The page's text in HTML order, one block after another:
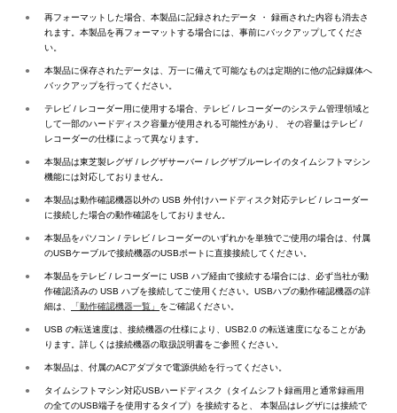
●
再フォーマットした場合、本製品に記録されたデータ ・ 録画された内容も消去さ
れます。本製品を再フォーマットする場合には、事前にバックアップしてくださ
い。
●
本製品に保存されたデータは、万一に備えて可能なものは定期的に他の記録媒体へ
バックアップを行ってください。
●
テレビ / レコーダー用に使用する場合、テレビ / レコーダーのシステム管理領域と
して一部のハードディスク容量が使用される可能性があり、 その容量はテレビ /
レコーダーの仕様によって異なります。
●
本製品は東芝製レグザ / レグザサーバー / レグザブルーレイのタイムシフトマシン
機能には対応しておりません。
●
本製品は動作確認機器以外の USB 外付けハードディスク対応テレビ / レコーダー
に接続した場合の動作確認をしておりません。
●
本製品をパソコン / テレビ / レコーダーのいずれかを単独でご使用の場合は、付属
のUSBケーブルで接続機器のUSBポートに直接接続してください。
●
本製品をテレビ / レコーダーに USB ハブ経由で接続する場合には、必ず当社が動
作確認済みの USB ハブを接続してご使用ください。USBハブの動作確認機器の詳
細は、
「動作確認機器一覧」 をご確認ください。
●
USB の転送速度は、接続機器の仕様により、USB2.0 の転送速度になることがあ
ります。詳しくは接続機器の取扱説明書をご参照ください。
● 本製品は、付属のACアダプタで電源供給を行ってください。
●
タイムシフトマシン対応USBハードディスク（タイムシフト録画用と通常録画用
の全てのUSB端子を使用するタイプ）を接続すると、 本製品はレグザには接続で